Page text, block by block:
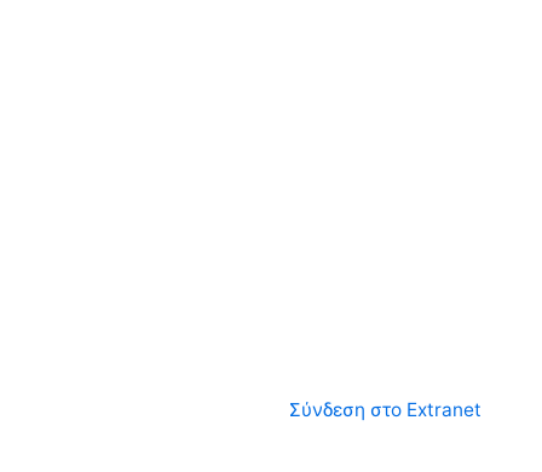
Σύνδεση στο Extranet